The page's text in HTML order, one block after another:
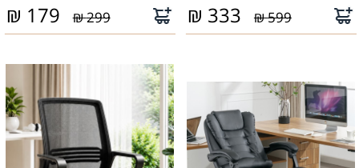
599 ₪
333
₪
299 ₪
179
₪